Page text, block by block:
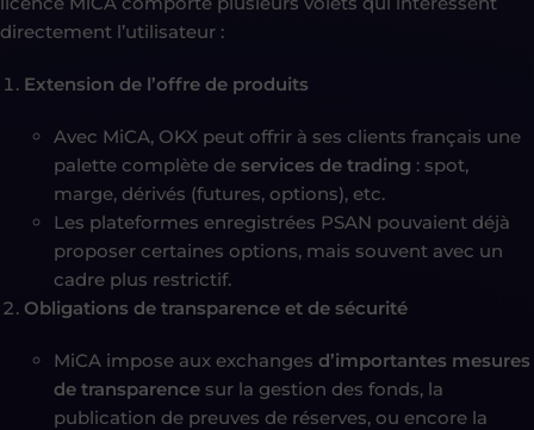
directement l’utilisateur :
Extension de l’offre de produits
Avec MiCA, OKX peut offrir à ses clients français une
palette complète de services de trading : spot,
marge, dérivés (futures, options), etc.
Les plateformes enregistrées PSAN pouvaient déjà
proposer certaines options, mais souvent avec un
cadre plus restrictif.
Obligations de transparence et de sécurité
MiCA impose aux exchanges d’importantes mesures
de transparence sur la gestion des fonds, la
publication de preuves de réserves, ou encore la